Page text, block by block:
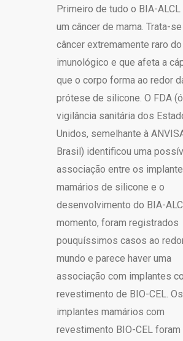
Primeiro de tudo o BIA-ALCL
um câncer de mama. Trata-
câncer extremamente raro
imunológico e que afeta a
que o corpo forma ao redor
prótese de silicone. O FDA
vigilância sanitária dos
Unidos, semelhante à
Brasil) identificou uma
associação entre os
mamários de silicone e o
desenvolvimento do BIA-
momento, foram registrados
pouquíssimos casos ao
mundo e parece haver uma
associação com implantes
revestimento de BIO-CEL. Os
implantes mamários com
revestimento BIO-CEL foram